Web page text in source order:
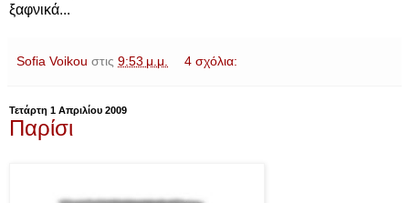
ξαφνικά...
Sofia Voikou στις 9:53 μ.μ. 4 σχόλια:
Τετάρτη 1 Απριλίου 2009
Παρίσι